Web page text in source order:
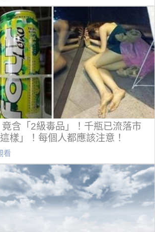
含「2級毒品」！千瓶已流落市
樣」！每個人都應該注意！
看